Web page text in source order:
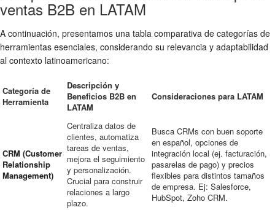
ventas B2B en LATAM
A continuación, presentamos una tabla comparativa de categorías de
herramientas esenciales, considerando su relevancia y adaptabilidad
al contexto latinoamericano:
Categoría de
Herramienta
Descripción y
Beneficios B2B en
LATAM
Consideraciones para LATAM
CRM (Customer
Relationship
Management)
Centraliza datos de
clientes, automatiza
tareas de ventas,
mejora el seguimiento
y personalización.
Crucial para construir
relaciones a largo
plazo.
Busca CRMs con buen soporte
en español, opciones de
integración local (ej. facturación,
pasarelas de pago) y precios
flexibles para distintos tamaños
de empresa. Ej: Salesforce,
HubSpot, Zoho CRM.